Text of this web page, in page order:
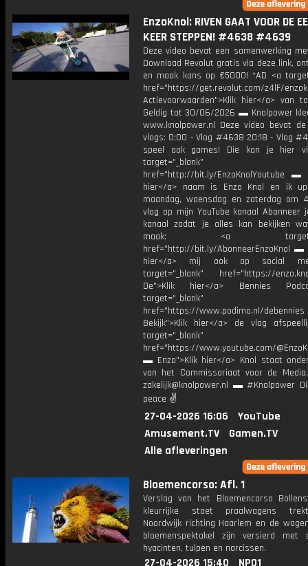
EnzoKnol: RIVEN GAAT VOOR DE
KEER STEPPEN! #4638 #4639
Deze video bevat een samenwerking
Download Revolut gratis via deze link,
en maak kans op €5000! *AD <a
href="https://get.revolut.com/z4lF/
Actievoorwaarden">Klik hier</a> van
Geldig tot 30/06/2026 ▬ Knolpower
www.knolpower.nl Deze video bevat
vlogs: 0:00 - Vlog #4638 20:18 - Vlog
speel ook games! Die kan je hier
target="_blank"
href="http://bit.ly/EnzoKnolYoutube ▬
hier</a> naam is Enzo Knol en ik
maandag, woensdag en zaterdag om
vlog op mijn YouTube kanaal Abonneer
kanaal zodat je alles kan bekijken
maak: <a
href="http://bit.ly/AbonneerEnzoKnol ▬
hier</a> mij ook op social
target="_blank" href="https://
De">Klik hier</a> Bennies
target="_blank"
href="https://www.podimo.nl/debennies
Bekijk">Klik hier</a> de vlog
target="_blank"
href="https://www.youtube.com/
▬ Enzo">Klik hier</a> Knol staat
van het Commissariaat voor de
zakelijk@knolpower.nl ▬ #Knolpower
peace ✌
27-04-2026 16:06
YouTube
Amusement.TV
Gamen.TV
Alle afleveringen
Bloemencorso: Afl. 1
Verslag van het Bloemencorso
kleurrijke stoet praalwagens
Noordwijk richting Haarlem en de
bloemenspektakel zijn versierd met
hyacinten, tulpen en narcissen.
27-04-2026 15:40 NPO1